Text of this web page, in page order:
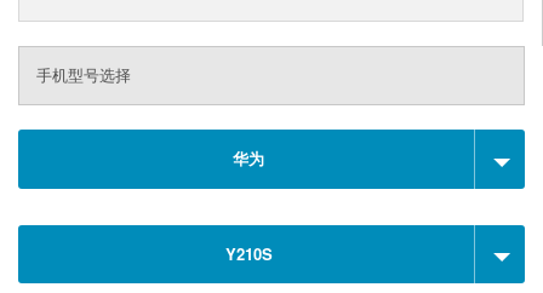
手机型号选择
华为
Y210S